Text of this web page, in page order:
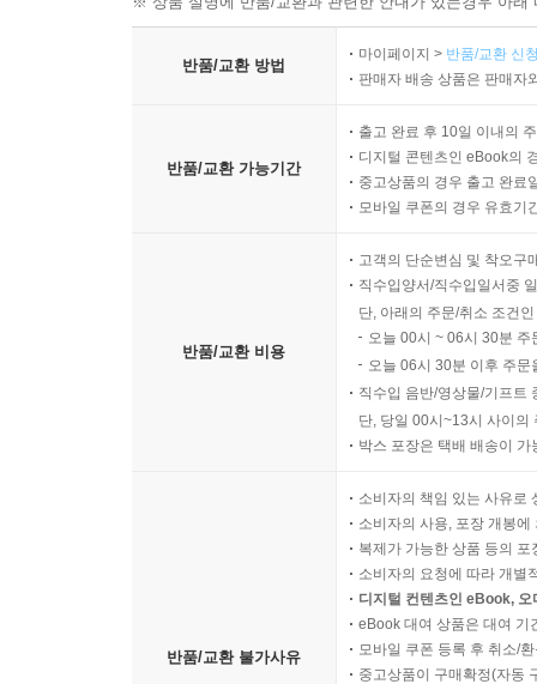
반품/교환 방법
마이페이지 > 반품/교환 신
판매자 배송 상품은 판매자
반품/교환 가능기간
출고 완료 후 10일 이내의
디지털 콘텐츠인 eBook의
중고상품의 경우 출고 완료
모바일 쿠폰의 경우 유효기
반품/교환 비용
고객의 단순변심 및 착오구
직수입양서/직수입일서중
단, 아래의 주문/취소 조건
오늘 00시 ~ 06시 30분
오늘 06시 30분 이후 주
직수입 음반/영상물/기프트
단, 당일 00시~13시 사이의
박스 포장은 택배 배송이
반품/교환 불가사유
소비자의 책임 있는 사유로
소비자의 사용, 포장 개봉
복제가 가능한 상품 등의
소비자의 요청에 따라 개별
디지털 컨텐츠인 eBook,
eBook 대여 상품은 대여 기
모바일 쿠폰 등록 후 취소/
중고상품이 구매확정(자동